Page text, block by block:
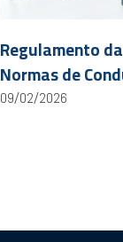
Regulamento
Normas de
09/02/2026